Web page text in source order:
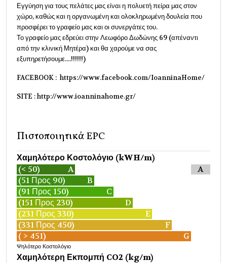
Εγγύηση για τους πελάτες μας είναι η πολυετή πείρα μας στον
χώρο, καθώς και η οργανωμένη και ολοκληρωμένη δουλεία που
προσφέρει το γραφείο μας και οι συνεργάτες του.
Το γραφείο μας εδρεύει στην Λεωφόρο Δωδώνης 69 (απέναντι
από την κλινική Μητέρα) και θα χαρούμε να σας
εξυπηρετήσουμε....!!!!!!)
FACEBOOK : https://www.facebook.com/IoanninaHome/
SITE : http://www.ioanninahome.gr/
Πιστοποιητικά EPC
Χαμηλότερο Κοστολόγιο (kWH/m)
(< 50)
A
(51 Προς 90)
B
(91 Προς 150)
C
(151 Προς 230)
D
(231 Προς 330)
E
(331 Προς 450)
F
( > 451)
G
A
Ψηλότερο Κοστολόγιο
Χαμηλότερη Εκπομπή CO2 (kg/m)